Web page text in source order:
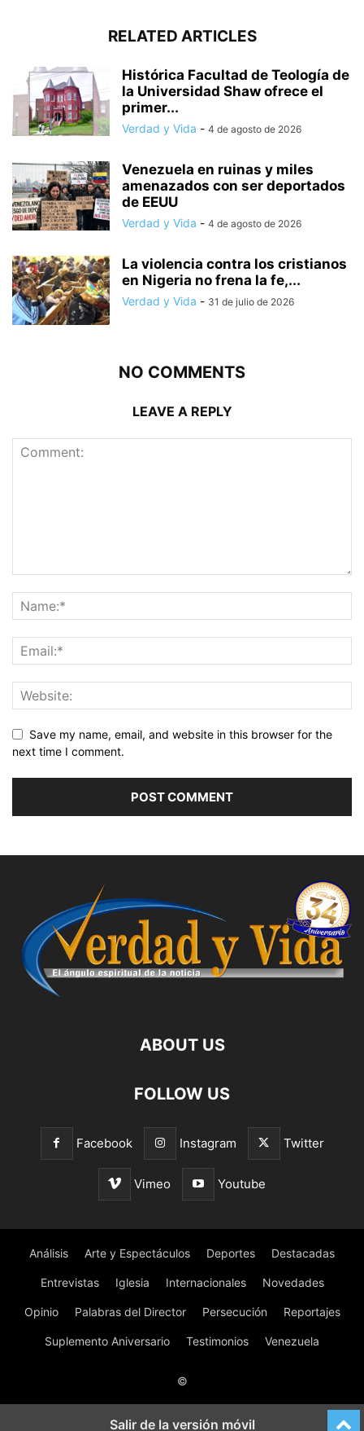
RELATED ARTICLES
Histórica Facultad de Teología de
la Universidad Shaw ofrece el
primer...
Verdad y Vida - 4 de agosto de 2026
Venezuela en ruinas y miles
amenazados con ser deportados
de EEUU
Verdad y Vida - 4 de agosto de 2026
La violencia contra los cristianos
en Nigeria no frena la fe,...
Verdad y Vida - 31 de julio de 2026
NO COMMENTS
LEAVE A REPLY
Save my name, email, and website in this browser for the
next time I comment.
ABOUT US
FOLLOW US
Facebook Instagram Twitter
Vimeo Youtube
Análisis Arte y Espectáculos Deportes Destacadas
Entrevistas Iglesia Internacionales Novedades
Opinio Palabras del Director Persecución Reportajes
Suplemento Aniversario Testimonios Venezuela
©
Salir de la versión móvil